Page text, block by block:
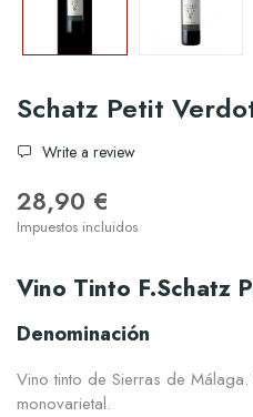
Schatz Petit
Write a review
28,90 €
Impuestos incluidos
Vino Tinto F.Schatz
Denominación
Vino tinto de Sierras de
monovarietal.